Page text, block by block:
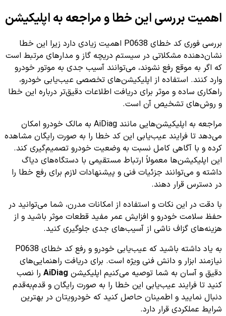
اهمیت بررسی این خطا و مراجعه به اپلیکیشن
بررسی فوری کد خطای P0638 اهمیت زیادی دارد زیرا این خطا
نشان‌دهنده مشکلاتی در سیستم دریچه گاز و مدارهای مرتبط است
که اگر به موقع رفع نشوند، می‌توانند آسیب جدی به موتور خودرو
وارد کنند. استفاده از اپلیکیشن‌های تخصصی عیب‌یابی خودرو،
راهکاری ساده و موثر برای دریافت اطلاعات دقیق‌تر درباره این خطا
و روش‌های تشخیص آن است.
مراجعه به اپلیکیشن‌هایی مانند AiDiag به مالک خودرو امکان
می‌دهد تا فرایند عیب‌یابی این کد خطا را به صورت رایگان مشاهده
کرده و با آگاهی کامل نسبت به وضعیت خودرو تصمیم‌گیری کند.
این اپلیکیشن‌ها معمولاً ارتباط مستقیمی با دستگاه‌های دیاگ
داشته و می‌توانند جزئیات فنی و پیشنهادات لازم برای رفع خطا را
در دسترس قرار دهند.
با دقت در این نکات و استفاده از امکانات مدرن، شما می‌توانید در
حفظ سلامت خودرو و افزایش عمر مفید قطعات موثر باشید و از
هزینه‌های گزاف ناشی از آسیب‌های جدی جلوگیری کنید.
به یاد داشته باشید که عیب‌یابی خودرو و رفع کد خطای P0638
نیازمند ابزار و دانش فنی ویژه است. برای دریافت راهنمایی‌های
دقیق و آسان به شما توصیه می‌کنیم اپلیکیشن AiDiag را نصب
کنید تا فرایند عیب‌یابی این خطا را به صورت رایگان و قدم‌به‌قدم
دنبال نمایید و اطمینان حاصل کنید که خودرویتان در بهترین
شرایط عملکردی قرار دارد.